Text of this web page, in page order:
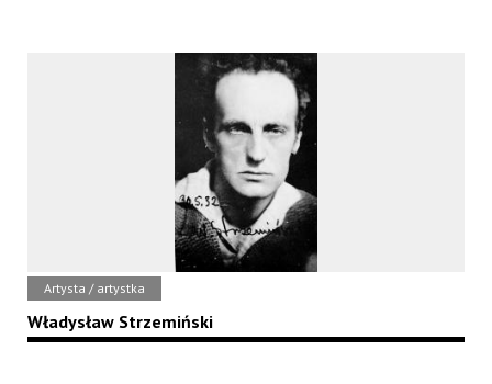
Artysta / artystka
Władysław Strzemiński